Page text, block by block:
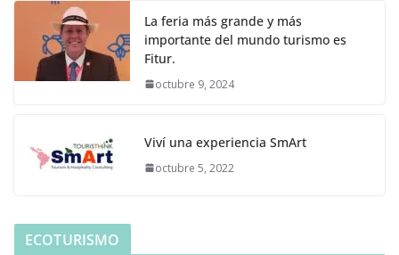
La feria más grande y más
importante del mundo turismo es
Fitur.
octubre 9, 2024
Viví una experiencia SmArt
octubre 5, 2022
ECOTURISMO